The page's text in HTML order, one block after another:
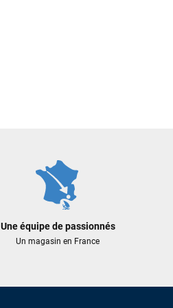
Une équipe de passionnés
Un magasin en France